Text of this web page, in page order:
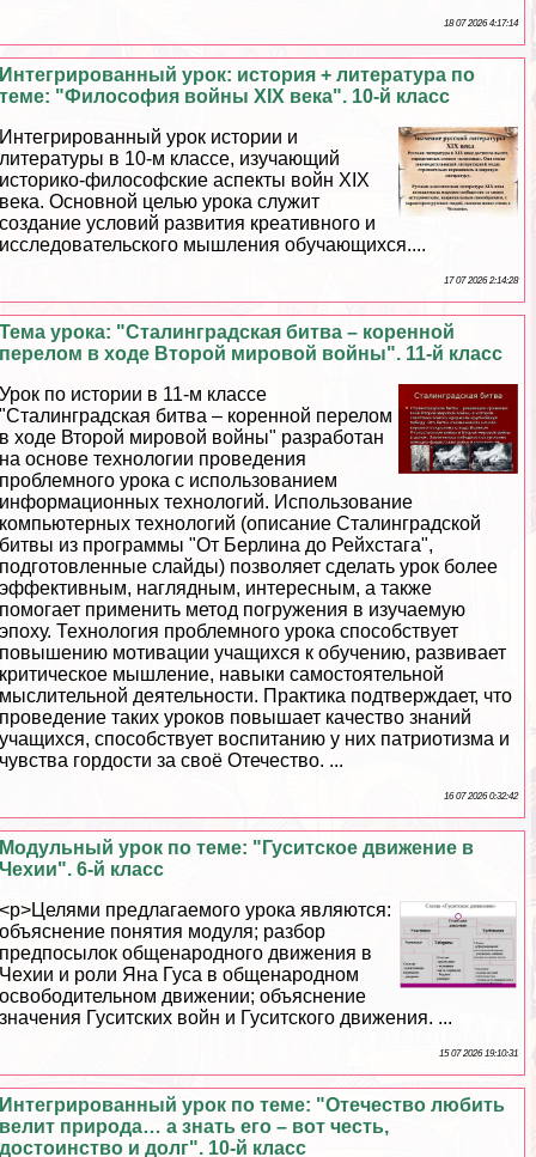
18 07 2026 4:17:14
Интегрированный урок: история + литература по
теме: "Философия войны XIX века". 10-й класс
Интегрированный урок истории и
литературы в 10-м классе, изучающий
историко-философские аспекты войн XIX
века. Основной целью урока служит
создание условий развития креативного и
исследовательского мышления обучающихся....
17 07 2026 2:14:28
Тема урока: "Сталинградская битва – коренной
перелом в ходе Второй мировой войны". 11-й класс
Урок по истории в 11-м классе
"Сталинградская битва – коренной перелом
в ходе Второй мировой войны" разработан
на основе технологии проведения
проблемного урока с использованием
информационных технологий. Использование
компьютерных технологий (описание Сталинградской
битвы из программы "От Берлина до Рейхстага",
подготовленные слайды) позволяет сделать урок более
эффективным, наглядным, интересным, а также
помогает применить метод погружения в изучаемую
эпоху. Технология проблемного урока способствует
повышению мотивации учащихся к обучению, развивает
критическое мышление, навыки самостоятельной
мыслительной деятельности. Пpaктика подтверждает, что
проведение таких уроков повышает качество знаний
учащихся, способствует воспитанию у них патриотизма и
чувства гордости за своё Отечество. ...
16 07 2026 0:32:42
Модульный урок по теме: "Гуситское движение в
Чехии". 6-й класс
<p>Целями предлагаемого урока являются:
объяснение понятия модуля; разбор
предпосылок общенародного движения в
Чехии и роли Яна Гуса в общенародном
освободительном движении; объяснение
значения Гуситских войн и Гуситского движения. ...
15 07 2026 19:10:31
Интегрированный урок по теме: "Отечество любить
велит природа… а знать его – вот честь,
достоинство и долг". 10-й класс